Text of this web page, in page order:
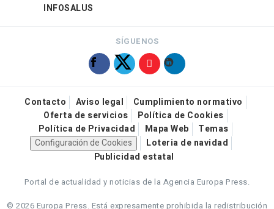
INFOSALUS
SÍGUENOS
Contacto Aviso legal
Cumplimiento normativo
Oferta de servicios
Política de Cookies
Política de Privacidad
Mapa Web
Temas
Configuración de Cookies
Loteria de navidad
Publicidad estatal
Portal de actualidad y noticias de la Agencia Europa Press.
© 2026 Europa Press. Está expresamente prohibida la redistribución